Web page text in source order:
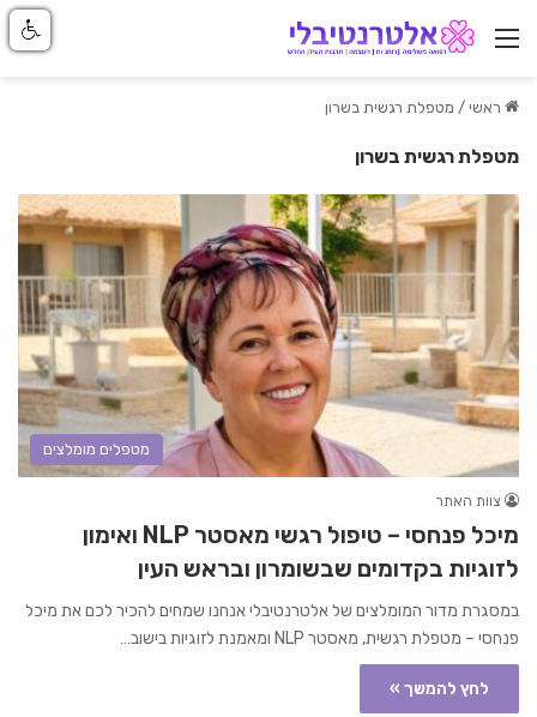
ניווט באתר
ראשי / מטפלת רגשית בשרון
מטפלת רגשית בשרון
מטפלים מומלצים
צוות האתר
מיכל פנחסי – טיפול רגשי מאסטר NLP ואימון
לזוגיות בקדומים שבשומרון ובראש העין
במסגרת מדור המומלצים של אלטרנטיבלי אנחנו שמחים להכיר לכם את מיכל
פנחסי – מטפלת רגשית, מאסטר NLP ומאמנת לזוגיות בישוב…
לחץ להמשך »